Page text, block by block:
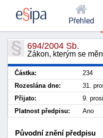
694/2004 Sb.
Zákon, kterým se
Částka: 234
Rozeslána dne:
31.
Přijato:
9.
Platnost předpisu:
Ano
Původní znění předpisu
Přehled